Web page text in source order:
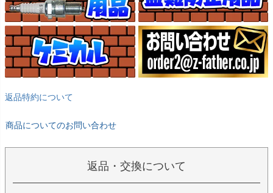
返品特約について
商品についてのお問い合わせ
返品・交換について